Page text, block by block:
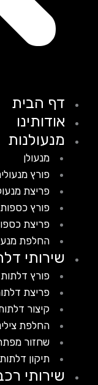
דף הבית
אודותינו
מנעולנות
מנעולן
פורץ מנעולים
פריצת מנעולים
פורץ כספות
פריצת כספות
החלפת מנעולים
שירותי דלתות
פורץ דלתות
פריצת דלתות
קיצור דלתות
החלפת צילינדר
שחזור מפתח
תיקון דלתות
שירותי רכב